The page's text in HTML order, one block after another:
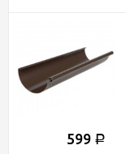
599 Р